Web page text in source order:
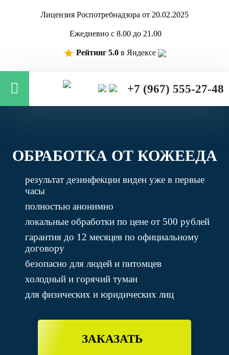
Лицензия Роспотребнадзора от 20.02.2025
Ежедневно с 8.00 до 21.00
Рейтинг 5.0в Яндексе
+7 (967) 555-27-48
ОБРАБОТКА ОТ КОЖЕЕДА
результат дезинфекции виден уже в первые
часы
полностью анонимно
локальные обработки по цене от 500 рублей
гарантия до 12 месяцев по официальному
договору
безопасно для людей и питомцев
холодный и горячий туман
для физических и юридических лиц
ЗАКАЗАТЬ